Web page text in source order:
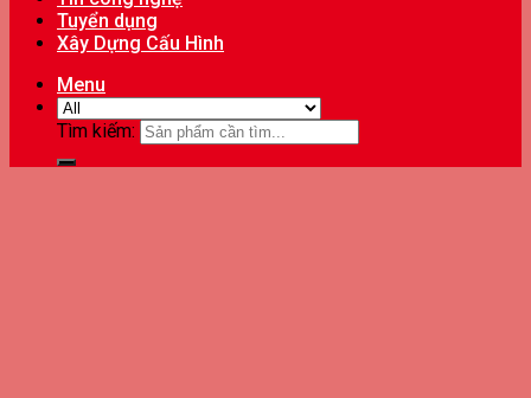
Tuyển dụng
Xây Dựng Cấu Hình
Menu
Tìm kiếm: